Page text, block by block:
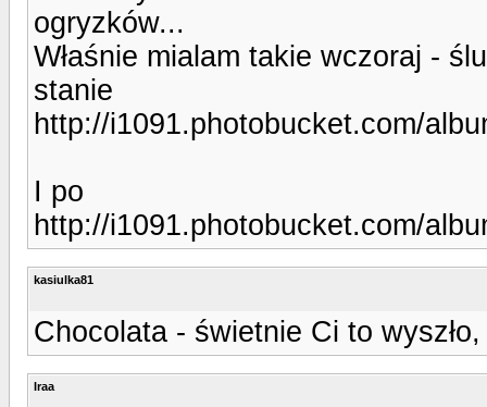
ogryzków...
Właśnie mialam takie wczoraj -
stanie
http://i1091.photobucket.com/
I po
http://i1091.photobucket.com/
kasiulka81
Chocolata - świetnie Ci to
Iraa